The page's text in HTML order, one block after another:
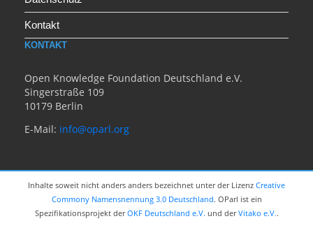
Kontakt
KONTAKT
Open Knowledge Foundation Deutschland e.V.
Singerstraße 109
10179 Berlin
E-Mail: info@oparl.org
Inhalte soweit nicht anders anders bezeichnet unter der Lizenz Creative
Commony Namensnennung 3.0 Deutschland. OParl ist ein
Spezifikationsprojekt derOKF Deutschland e.V. und derVitako e.V..